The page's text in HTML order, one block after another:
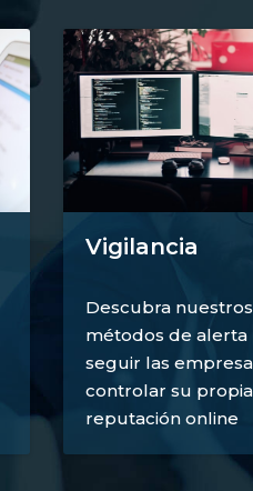
Vigilancia
Descubra nuestros
métodos de alerta
seguir las
controlar su propia
reputación online